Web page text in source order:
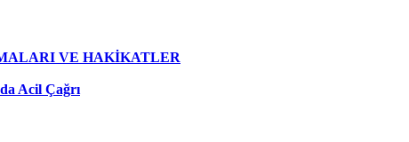
VE HAKİKATLER
Acil Çağrı